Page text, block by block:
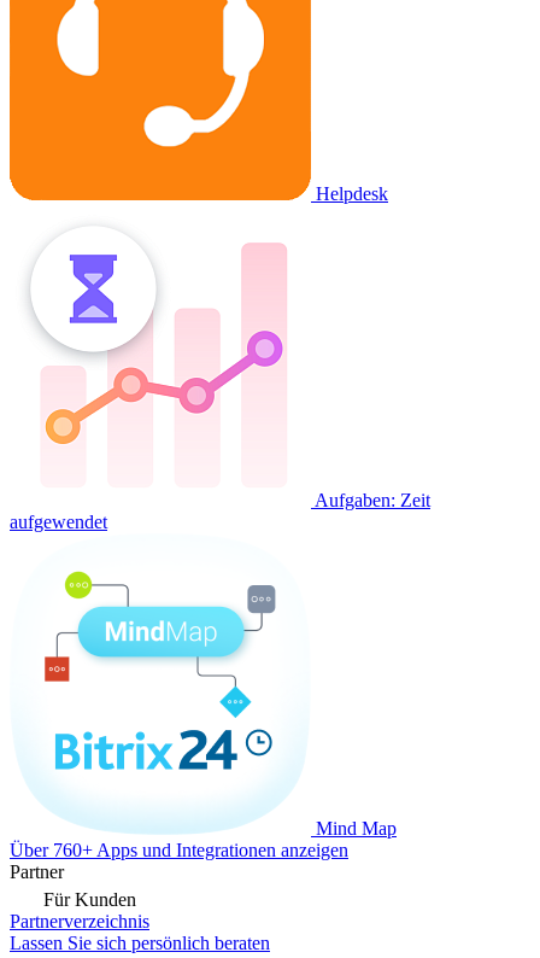
Helpdesk
Aufgaben: Zeit
aufgewendet
Mind Map
Über 760+ Apps und Integrationen anzeigen
Partner
Für Kunden
Partnerverzeichnis
Lassen Sie sich persönlich beraten